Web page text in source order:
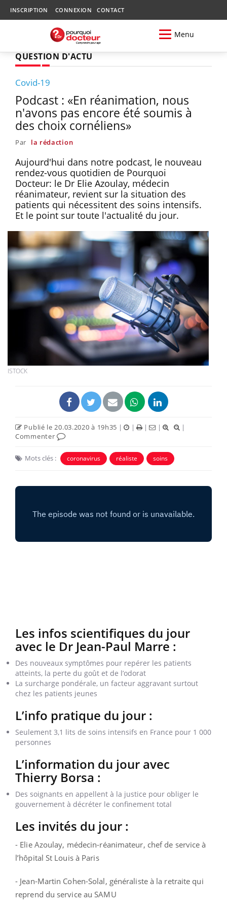
INSCRIPTION CONNEXION CONTACT
Menu
QUESTION D'ACTU
Covid-19
Podcast : «En réanimation, nous
n'avons pas encore été soumis à
des choix cornéliens»
Par la rédaction
Aujourd'hui dans notre podcast, le nouveau
rendez-vous quotidien de Pourquoi
Docteur: le Dr Elie Azoulay, médecin
réanimateur, revient sur la situation des
patients qui nécessitent des soins intensifs.
Et le point sur toute l'actualité du jour.
ISTOCK
Publié le 20.03.2020 à 19h35 | | | |
|
Commenter
Mots clés : coronavirus réaliste soins
Les infos scientifiques du jour
avec le Dr Jean-Paul Marre :
Des nouveaux symptômes pour repérer les patients
atteints, la perte du goût et de l’odorat
La surcharge pondérale, un facteur aggravant surtout
chez les patients jeunes
L’info pratique du jour :
Seulement 3,1 lits de soins intensifs en France pour 1 000
personnes
L’information du jour avec
Thierry Borsa :
Des soignants en appellent à la justice pour obliger le
gouvernement à décréter le confinement total
Les invités du jour :
- Elie Azoulay, médecin-réanimateur, chef de service à
l’hôpital St Louis à Paris
- Jean-Martin Cohen-Solal, généraliste à la retraite qui
reprend du service au SAMU